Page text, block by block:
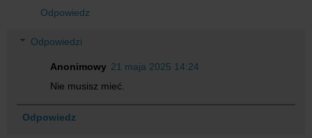
Odpowiedz
Odpowiedzi
Anonimowy 21 maja 2025 14:24
Nie musisz mieć.
Odpowiedz